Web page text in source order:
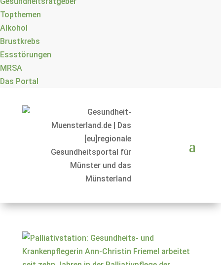
Topthemen
Alkohol
Brustkrebs
Essstörungen
MRSA
Das Portal